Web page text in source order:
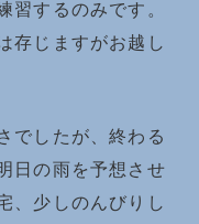
習するのみです。
存じますがお越し
でしたが、終わる
日の雨を予想させ
、少しのんびりし